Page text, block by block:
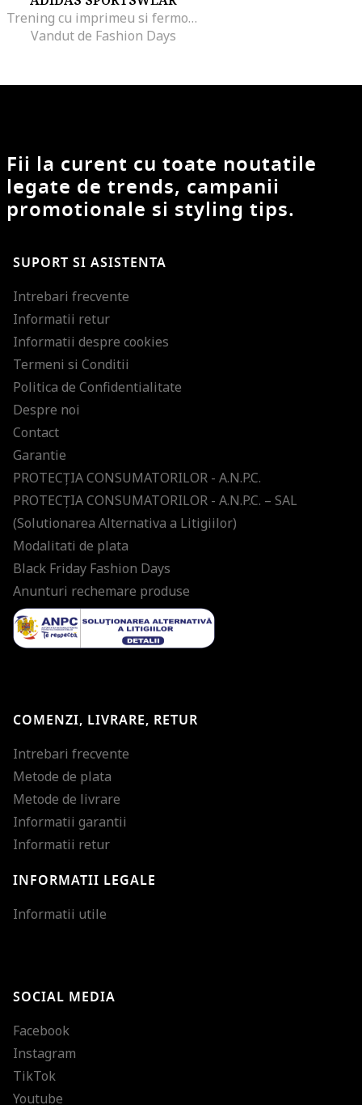
Trening cu imprimeu si fermoar, Negru/Coral
Vandut de Fashion Days
Fii la curent cu toate noutatile
legate de trends, campanii
promotionale si styling tips.
SUPORT SI ASISTENTA
Intrebari frecvente
Informatii retur
Informatii despre cookies
Termeni si Conditii
Politica de Confidentialitate
Despre noi
Contact
Garantie
PROTECŢIA CONSUMATORILOR - A.N.P.C.
PROTECŢIA CONSUMATORILOR - A.N.P.C. – SAL
(Solutionarea Alternativa a Litigiilor)
Modalitati de plata
Black Friday Fashion Days
Anunturi rechemare produse
COMENZI, LIVRARE, RETUR
Intrebari frecvente
Metode de plata
Metode de livrare
Informatii garantii
Informatii retur
INFORMATII LEGALE
Informatii utile
SOCIAL MEDIA
Facebook
Instagram
TikTok
Youtube